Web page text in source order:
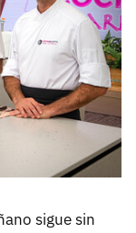
sigue sin